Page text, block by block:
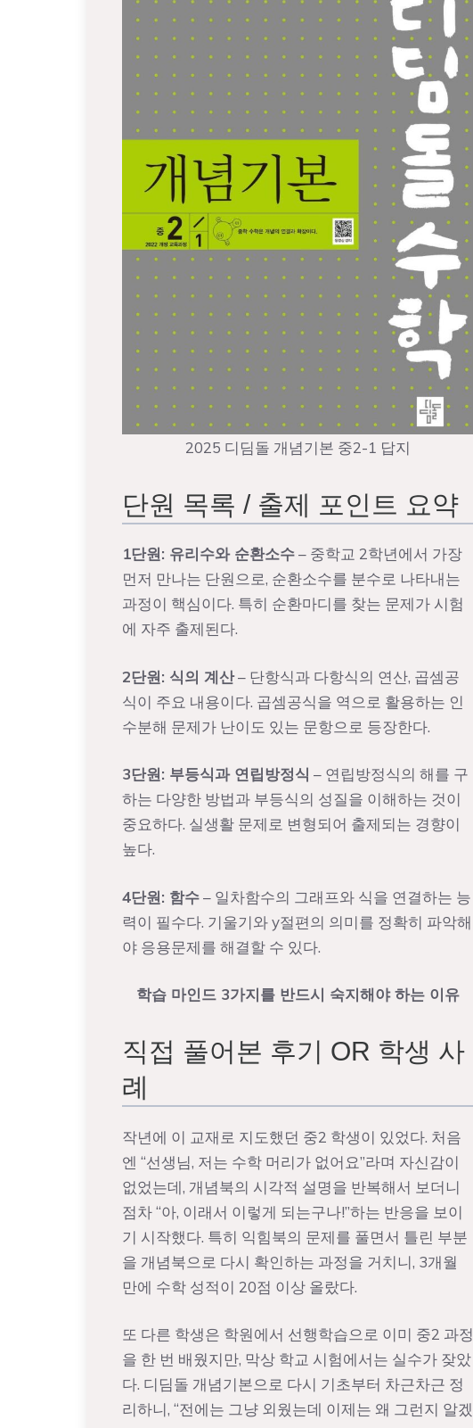
2025 디딤돌 개념기본 중2-1 답지
단원 목록 / 출제 포인트 요약
1단원: 유리수와 순환소수– 중학교 2학년에서 가장
먼저 만나는 단원으로, 순환소수를 분수로 나타내는
과정이 핵심이다. 특히 순환마디를 찾는 문제가 시험
에 자주 출제된다.
2단원: 식의 계산– 단항식과 다항식의 연산, 곱셈공
식이 주요 내용이다. 곱셈공식을 역으로 활용하는 인
수분해 문제가 난이도 있는 문항으로 등장한다.
3단원: 부등식과 연립방정식 – 연립방정식의 해를 구
하는 다양한 방법과 부등식의 성질을 이해하는 것이
중요하다. 실생활 문제로 변형되어 출제되는 경향이
높다.
4단원: 함수– 일차함수의 그래프와 식을 연결하는 능
력이 필수다. 기울기와 y절편의 의미를 정확히 파악해
야 응용문제를 해결할 수 있다.
학습 마인드 3가지를 반드시 숙지해야 하는 이유
직접 풀어본 후기 OR 학생 사
례
작년에 이 교재로 지도했던 중2 학생이 있었다. 처음
엔 “선생님, 저는 수학 머리가 없어요”라며 자신감이
없었는데, 개념북의 시각적 설명을 반복해서 보더니
점차 “아, 이래서 이렇게 되는구나!”하는 반응을 보이
기 시작했다. 특히 익힘북의 문제를 풀면서 틀린 부분
을 개념북으로 다시 확인하는 과정을 거치니, 3개월
만에 수학 성적이 20점 이상 올랐다.
또 다른 학생은 학원에서 선행학습으로 이미 중2 과정
을 한 번 배웠지만, 막상 학교 시험에서는 실수가 잦았
다. 디딤돌 개념기본으로 다시 기초부터 차근차근 정
리하니, “전에는 그냥 외웠는데 이제는 왜 그런지 알겠